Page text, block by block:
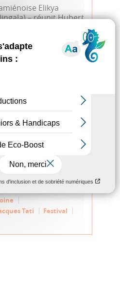
Elikya
– réunit Hubert
Tati
rayonne
poètes s’égrainera
partout en France.
La Chouette impre...
Tati
Festival